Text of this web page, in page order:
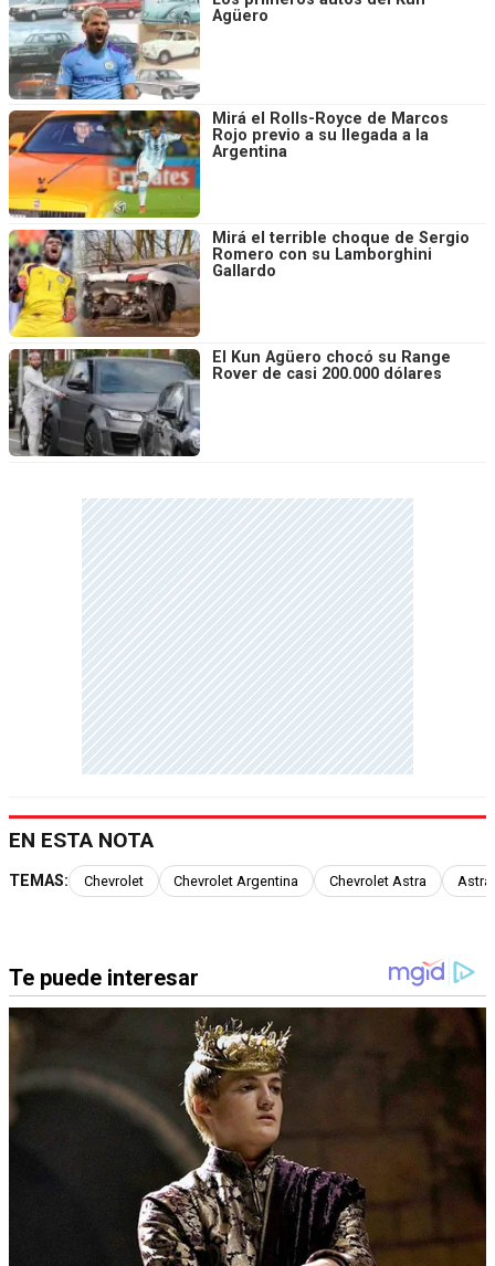
Agüero
Mirá el Rolls-Royce de Marcos
Rojo previo a su llegada a la
Argentina
Mirá el terrible choque de Sergio
Romero con su Lamborghini
Gallardo
El Kun Agüero chocó su Range
Rover de casi 200.000 dólares
EN ESTA NOTA
TEMAS: Chevrolet Chevrolet Argentina Chevrolet Astra Astra